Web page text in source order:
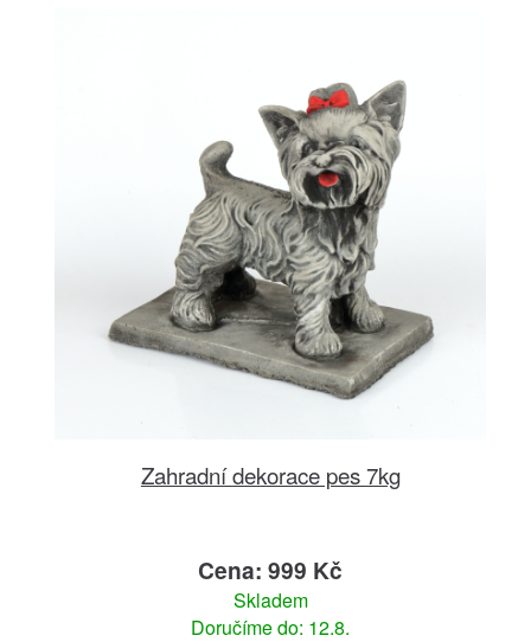
Zahradní dekorace pes 7kg
Cena: 999 Kč
Skladem
Doručíme do: 12.8.